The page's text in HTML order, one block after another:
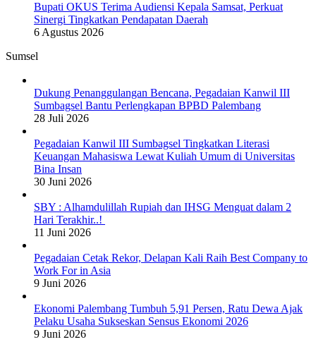
Bupati OKUS Terima Audiensi Kepala Samsat, Perkuat
Sinergi Tingkatkan Pendapatan Daerah
6 Agustus 2026
Sumsel
Dukung Penanggulangan Bencana, Pegadaian Kanwil III
Sumbagsel Bantu Perlengkapan BPBD Palembang
28 Juli 2026
Pegadaian Kanwil III Sumbagsel Tingkatkan Literasi
Keuangan Mahasiswa Lewat Kuliah Umum di Universitas
Bina Insan
30 Juni 2026
SBY : Alhamdulillah Rupiah dan IHSG Menguat dalam 2
Hari Terakhir..!
11 Juni 2026
Pegadaian Cetak Rekor, Delapan Kali Raih Best Company to
Work For in Asia
9 Juni 2026
Ekonomi Palembang Tumbuh 5,91 Persen, Ratu Dewa Ajak
Pelaku Usaha Sukseskan Sensus Ekonomi 2026
9 Juni 2026